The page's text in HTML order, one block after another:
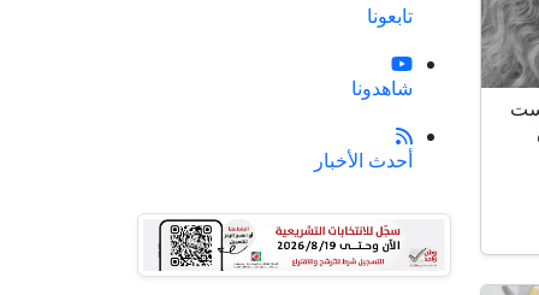
تابعونا
شاهدونا
أحدث الأخبار